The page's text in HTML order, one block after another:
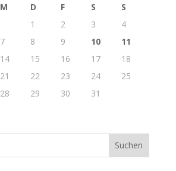
M D F S
S
1
2 3
4
7 8 9 10
11
14 15 16 17
18
21 22 23 24
25
28 29 30
31
Suchen